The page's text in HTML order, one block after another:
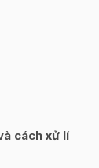
cách xử lí